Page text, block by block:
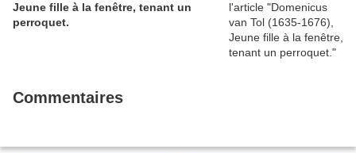
Jeune fille à la fenêtre, tenant un
perroquet.
Commentaires